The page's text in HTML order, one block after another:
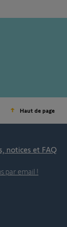
Haut de page
notices et FAQ
par email !